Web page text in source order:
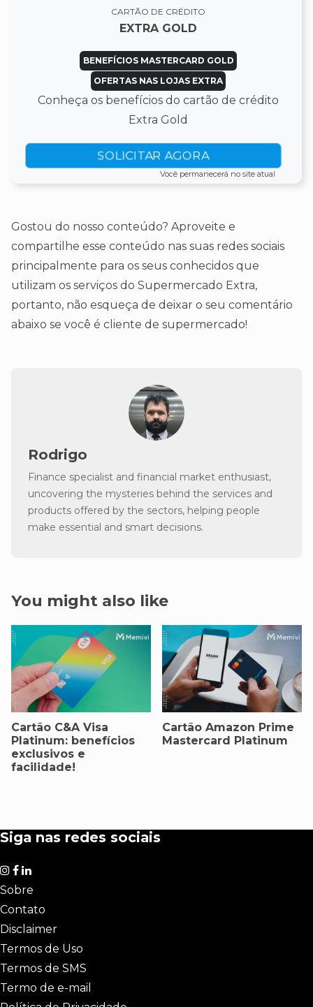
CARTÃO DE CRÉDITO
EXTRA GOLD
BENEFÍCIOS MASTERCARD GOLD
OFERTAS NAS LOJAS EXTRA
Conheça os benefícios do cartão de crédito
Extra Gold
SOLICITAR AGORA
Você permanecerá no site atual
Gostou do nosso conteúdo? Aproveite e
compartilhe esse conteúdo nas suas redes sociais
principalmente para os seus conhecidos que
utilizam os serviços do Supermercado Extra,
portanto, não esqueça de deixar o seu comentário
abaixo se você é cliente de supermercado!
Rodrigo
Finance specialist and financial market enthusiast,
uncovering the mysteries behind the services and
products offered by the sectors, helping people
make essential and smart decisions.
You might also like
Cartão C&A Visa
Platinum: benefícios
exclusivos e
facilidade!
Cartão Amazon Prime
Mastercard Platinum
Siga nas redes sociais
Sobre
Contato
Disclaimer
Termos de Uso
Termos de SMS
Termo de e-mail